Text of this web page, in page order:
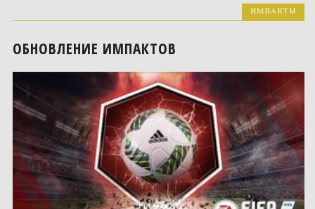
ИМПАКТЫ
ОБНОВЛЕНИЕ ИМПАКТОВ